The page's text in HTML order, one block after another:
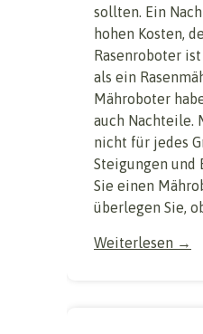
sollten. Ein
hohen Kosten,
Rasenroboter
als ein
Mähroboter
auch Nachteile.
nicht für jedes
Steigungen und
Sie einen
überlegen Sie,
Weiterlesen →